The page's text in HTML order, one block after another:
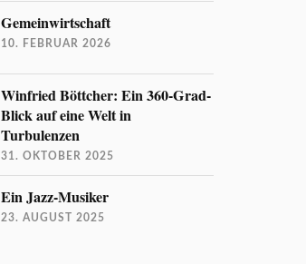
Gemeinwirtschaft
10. FEBRUAR 2026
Winfried Böttcher: Ein 360-Grad-
Blick auf eine Welt in
Turbulenzen
31. OKTOBER 2025
Ein Jazz-Musiker
23. AUGUST 2025